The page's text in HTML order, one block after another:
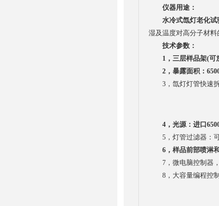
仪器用途：
水冷式氙灯老化试
湿及温度对高分子材
技术参数：
1，三层样品架(可
2，暴露面积：
3，氙灯灯管快速
4，光源：进口
5，灯管过滤器：可
6，样品前部喷淋
7，微电脑控制器，
8，大容量编程控制